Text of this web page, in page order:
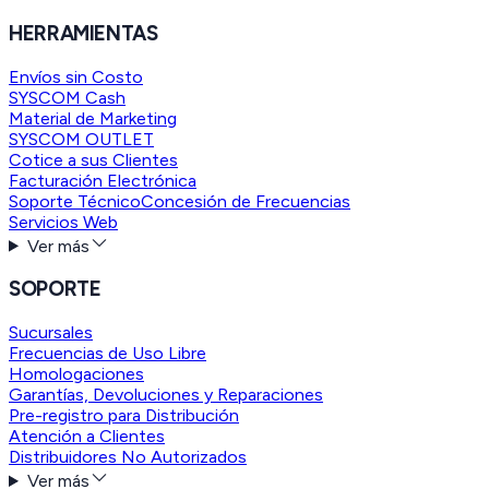
HERRAMIENTAS
Envíos sin Costo
SYSCOM Cash
Material de Marketing
SYSCOM OUTLET
Cotice a sus Clientes
Facturación Electrónica
Soporte TécnicoConcesión de Frecuencias
Servicios Web
Ver más
SOPORTE
Sucursales
Frecuencias de Uso Libre
Homologaciones
Garantías, Devoluciones y Reparaciones
Pre-registro para Distribución
Atención a Clientes
Distribuidores No Autorizados
Ver más